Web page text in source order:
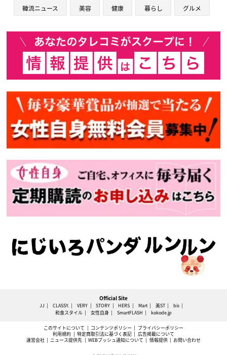
韓流ニュース 美容 健康 暮らし グルメ
Official Site
JJ CLASSY. VERY STORY HERS Mart 美ST
bis
和食スタイル
女性自身 SmartFLASH kokode.jp
このサイトについて コンテンツポリシー
プライバシーポリシー
利用規約
特定商取引法に基づく表記
広告掲載について
運営会社
ニュース提供先 WEBプッシュ通知について 情報提供 お問い合わせ